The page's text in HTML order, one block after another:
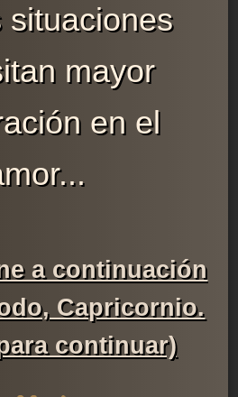
situaciones
mayor
en el
a continuación
Capricornio.
continuar)